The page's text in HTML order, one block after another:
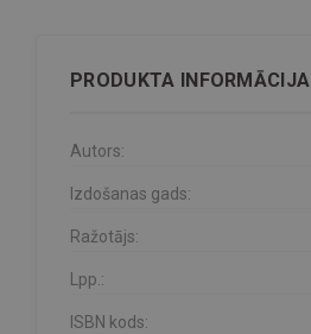
PRODUKTA INFORMĀCIJA
Autors:
Izdošanas gads:
Ražotājs:
Lpp.:
ISBN kods: